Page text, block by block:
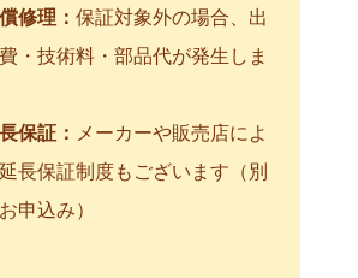
修理： 保証対象外の場合、出
・技術料・部品代が発生しま
保証： メーカーや販売店によ
長保証制度もございます（別
申込み）